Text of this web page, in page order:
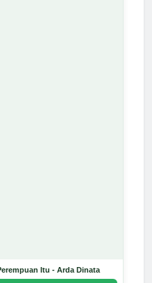
Itu - Arda Dinata